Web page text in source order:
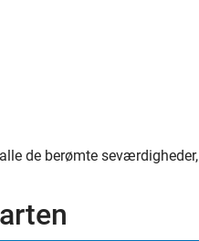
de berømte seværdigheder,